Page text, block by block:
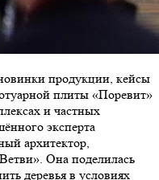
продукции, кейсы
плиты «Поревит»
и частных
эксперта
архитектор,
Она поделилась
деревья в условиях